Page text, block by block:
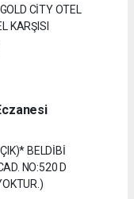
CİTY OTEL
KARŞISI
BELDİBİ
NO:520 D